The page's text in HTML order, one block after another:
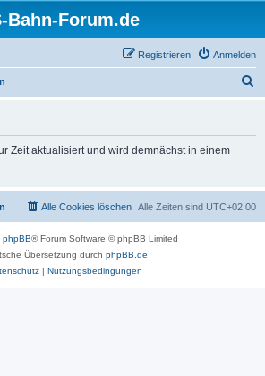
Bahn-Forum.de
Anmelden
Registrieren
Zeit aktualisiert und wird demnächst in einem
Alle Zeiten sind UTC+02:00
Alle Cookies löschen
phpBB® Forum Software © phpBB Limited
Übersetzung durch phpBB.de
| Nutzungsbedingungen